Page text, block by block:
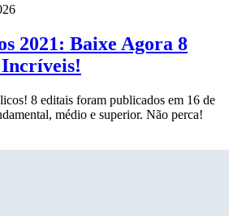
2021: Baixe Agora 8
8 editais foram publicados em 16 de
médio e superior. Não perca!